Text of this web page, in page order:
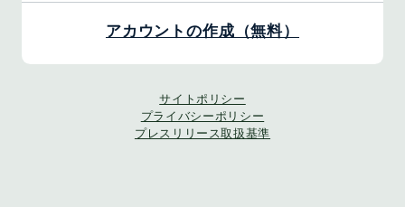
アカウントの作成（無料）
サイトポリシー
プライバシーポリシー
プレスリリース取扱基準